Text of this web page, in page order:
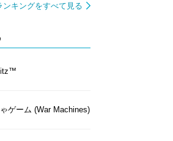
ンキングをすべて見る
ゲーム (War Machines)